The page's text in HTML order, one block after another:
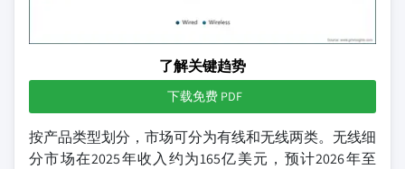
了解关键趋势
下载免费 PDF
按产品类型划分，市场可分为有线和无线两类。无线细
分市场在2025年收入约为165亿美元，预计2026年至